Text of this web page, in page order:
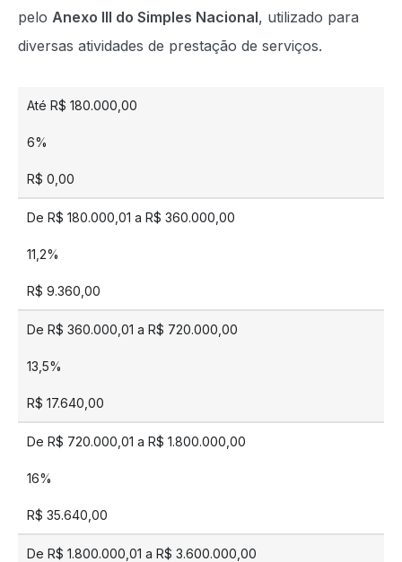
pelo Anexo III do Simples Nacional, utilizado para
diversas atividades de prestação de serviços.
Até R$ 180.000,00
6%
R$ 0,00
De R$ 180.000,01 a R$ 360.000,00
11,2%
R$ 9.360,00
De R$ 360.000,01 a R$ 720.000,00
13,5%
R$ 17.640,00
De R$ 720.000,01 a R$ 1.800.000,00
16%
R$ 35.640,00
De R$ 1.800.000,01 a R$ 3.600.000,00